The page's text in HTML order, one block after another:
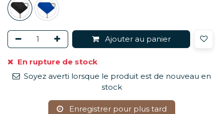
Ajouter au panier
En rupture de stock
Soyez averti lorsque le produit est de nouveau en
stock
Enregistrer pour plus tard